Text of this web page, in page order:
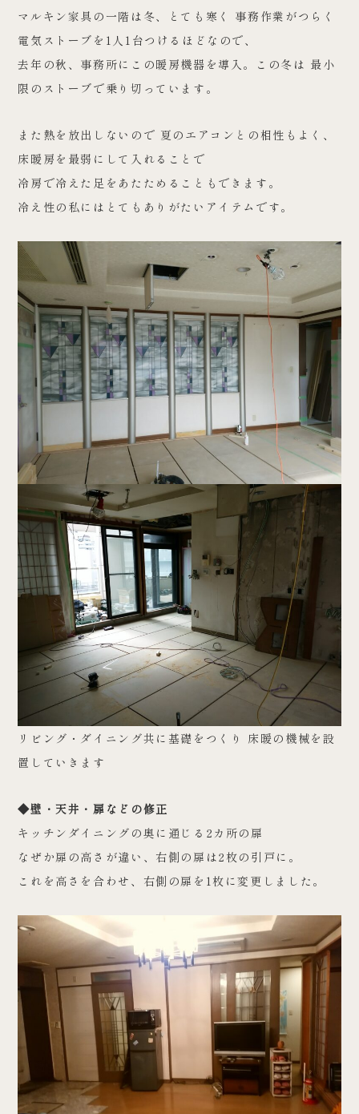
マルキン家具の一階は冬、とても寒く 事務作業がつらく
電気ストーブを1人1台つけるほどなので、
去年の秋、事務所にこの暖房機器を導入。この冬は 最小
限のストーブで乗り切っています。
また熱を放出しないので 夏のエアコンとの相性もよく、
床暖房を最弱にして入れることで
冷房で冷えた足をあたためることもできます。
冷え性の私にはとてもありがたいアイテムです。
リビング・ダイニング共に基礎をつくり 床暖の機械を設
置していきます
◆壁・天井・扉などの修正
キッチンダイニングの奥に通じる2カ所の扉
なぜか扉の高さが違い、右側の扉は2枚の引戸に。
これを高さを合わせ、右側の扉を1枚に変更しました。